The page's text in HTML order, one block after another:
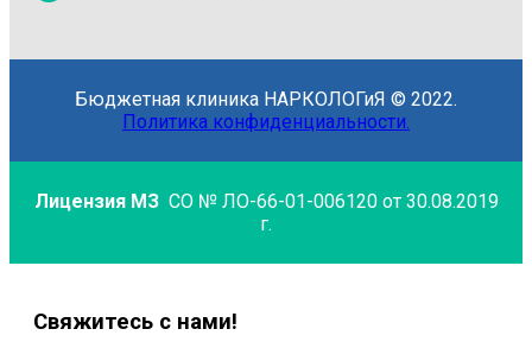
Бюджетная клиника НАРКОЛОГиЯ © 2022.
Политика конфиденциальности.
Лицензия МЗСО № ЛО-66-01-006120 от 30.08.2019
г.
Свяжитесь с нами!